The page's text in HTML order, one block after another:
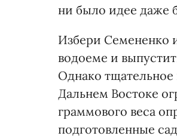
ни было идее даже
Избери Семененко
водоеме и
Однако тщательное
Дальнем Востоке
граммового веса
подготовленные